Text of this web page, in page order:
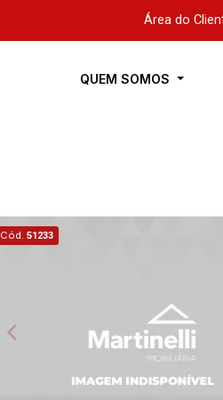
Área do
QUEM SOMOS
Cód. 51233